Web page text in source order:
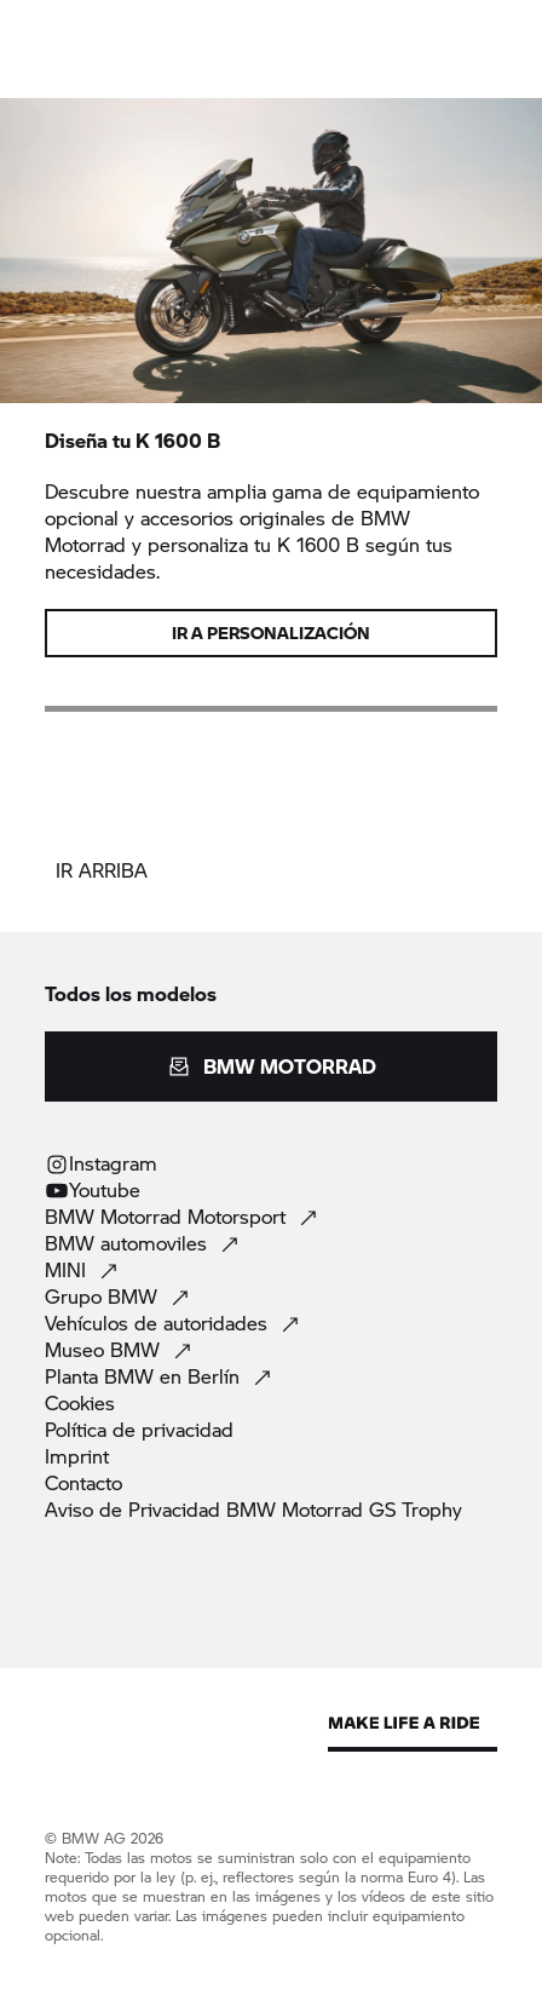
Diseña tu K 1600 B
Descubre nuestra amplia gama de equipamiento
opcional y accesorios originales de BMW
Motorrad y personaliza tu K 1600 B según tus
necesidades.
IR A PERSONALIZACIÓN
IR ARRIBA
Todos los modelos
BMW MOTORRAD
Instagram
Youtube
BMW Motorrad Motorsport
BMWautomoviles
MINI
Grupo BMW
Vehículos deautoridades
Museo BMW
Planta BMW en Berlín
Cookies
Política de privacidad
Imprint
Contacto
Aviso de Privacidad BMW Motorrad GSTrophy
© BMW AG 2026
Note: Todas las motos se suministran solo con el equipamiento
requerido por la ley (p. ej., reflectores según la norma Euro 4). Las
motos que se muestran en las imágenes y los vídeos de este sitio
web pueden variar. Las imágenes pueden incluir equipamiento
opcional.